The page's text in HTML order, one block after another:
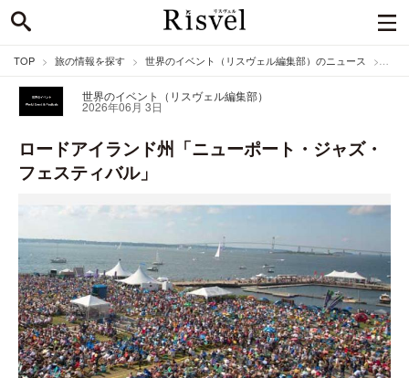
TOP 旅の情報を探す 世界のイベント（リスヴェル編集部）のニュース
世界のイベント（リスヴェル編集部）
2026年06月 3日
ロードアイランド州「ニューポート・ジャズ・
フェスティバル」